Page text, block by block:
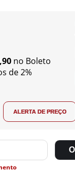
no Boleto
de 2%